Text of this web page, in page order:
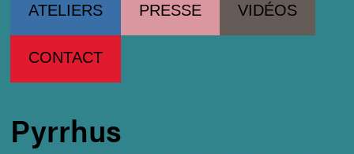
ATELIERS PRESSE VIDÉOS
CONTACT
Pyrrhus